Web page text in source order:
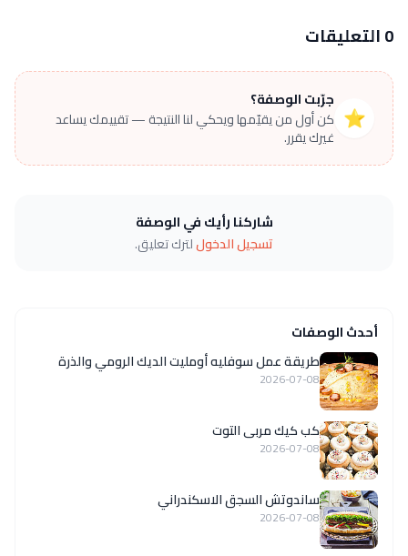
0 التعليقات
⭐
جرّبت الوصفة؟
كن أول من يقيّمها ويحكي لنا النتيجة — تقييمك يساعد
غيرك يقرر.
شاركنا رأيك في الوصفة
تسجيل الدخوللترك تعليق.
أحدث الوصفات
طريقة عمل سوفليه أومليت الديك الرومي والذرة
2026-07-08
كب كيك مربى التوت
2026-07-08
ساندوتش السجق الاسكندراني
2026-07-08